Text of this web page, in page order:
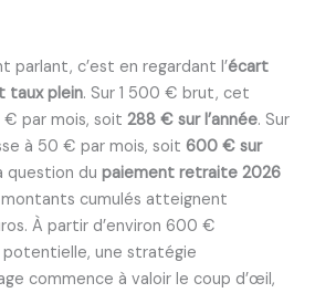
parlant, c’est en regardant l’écart
taux plein. Sur 1 500 € brut, cet
par mois, soit288 € sur l’année. Sur
à 50 € par mois, soit600 € sur
question dupaiement retraite 2026
montants cumulés atteignent
À partir d’environ 600 €
potentielle, une stratégie
commence à valoir le coup d’œil,